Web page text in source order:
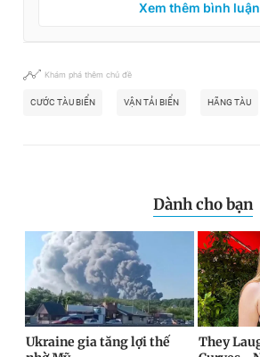
Xem thêm bình luận
Khám phá thêm chủ đề
CƯỚC TÀU BIỂN VẬN TẢI BIỂN HÃNG TÀU